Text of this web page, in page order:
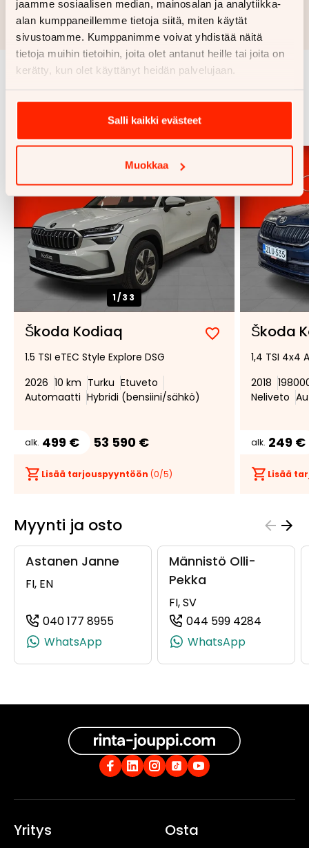
jaamme sosiaalisen median, mainosalan ja analytiikka-
alan kumppaneillemme tietoja siitä, miten käytät
sivustoamme. Kumppanimme voivat yhdistää näitä
tietoja muihin tietoihin, joita olet antanut heille tai joita on
kerätty, kun olet käyttänyt heidän palvelujaan.
Salli kaikki evästeet
Muokkaa
Rahoituslaskelma on suuntaa antava ja edellyttää hyväksytyn
luottopäätöksen ja kaskovakuutuksen.
1/33
Škoda Kodiaq
Lisää
suosikiksi
Poista
suosikeista
1.5 TSI eTEC Style Explore DSG
2026 10 km Turku Etuveto
Automaatti Hybridi (bensiini/sähkö)
alk. 499 € 53 590 €
Lisää tarjouspyyntöön (0/5)
Škoda
1,4 TSI 4x4
2018
Neliveto
alk. 249 €
Lisää
Myynti ja osto
Astanen Janne
FI, EN
040 177 8955
(+358401778955, 0401778955,
WhatsApp
Männistö Olli-
Pekka
FI, SV
044 599 4284
WhatsApp
Yritys Osta